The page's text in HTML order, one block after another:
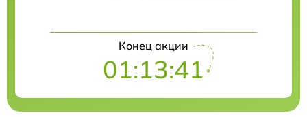
Конец акции
01:13:41